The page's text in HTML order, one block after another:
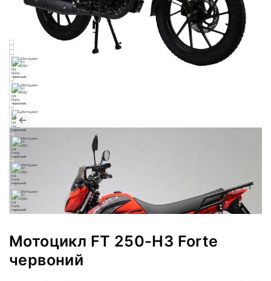
Мотоцикл FT 250-H3 Forte
червоний